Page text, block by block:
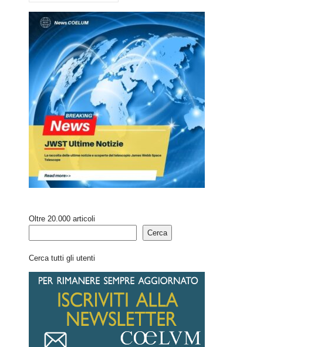
Oltre 20.000 articoli
Cerca
Cerca tutti gli utenti